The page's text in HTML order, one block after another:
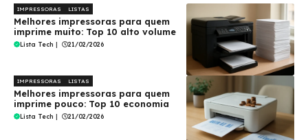
IMPRESSORAS LISTAS
Melhores impressoras para quem
imprime muito: Top 10 alto volume
Lista Tech | 21/02/2026
IMPRESSORAS LISTAS
Melhores impressoras para quem
imprime pouco: Top 10 economia
Lista Tech | 21/02/2026